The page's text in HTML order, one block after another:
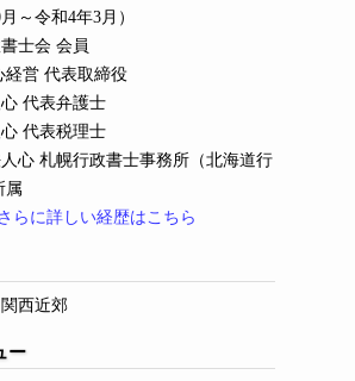
～令和4年3月）
士会 会員
経営 代表取締役
代表弁護士
代表税理士
心 札幌行政書士事務所（北海道行
属
らに詳しい経歴はこちら
西近郊
ー